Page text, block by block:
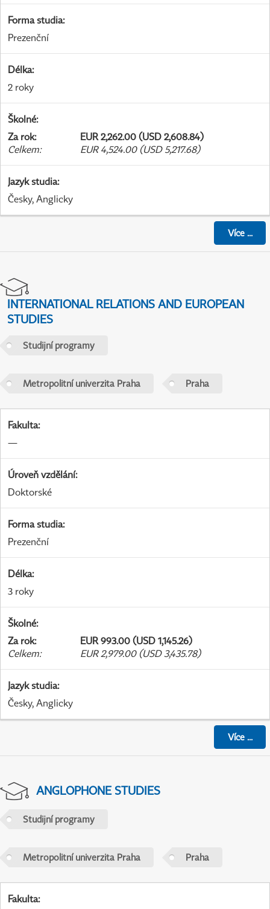
Forma studia:
Prezenční
Délka:
2 roky
Školné:
Za rok:
EUR 2,262.00 (USD 2,608.84)
Celkem: EUR 4,524.00 (USD 5,217.68)
Jazyk studia:
Česky, Anglicky
Více...
INTERNATIONAL RELATIONS AND EUROPEAN
STUDIES
Studijní programy
Metropolitní univerzita Praha Praha
Fakulta:
—
Úroveň vzdělání:
Doktorské
Forma studia:
Prezenční
Délka:
3 roky
Školné:
Za rok:
EUR 993.00 (USD 1,145.26)
Celkem: EUR 2,979.00 (USD 3,435.78)
Jazyk studia:
Česky, Anglicky
Více...
ANGLOPHONE STUDIES
Studijní programy
Metropolitní univerzita Praha Praha
Fakulta: